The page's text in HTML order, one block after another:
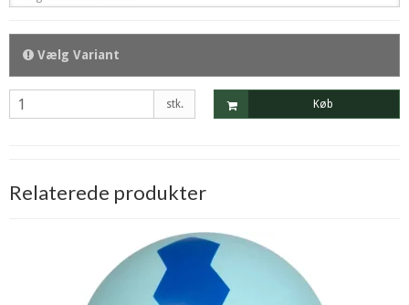
Vælg Variant
stk. Køb
Relaterede produkter